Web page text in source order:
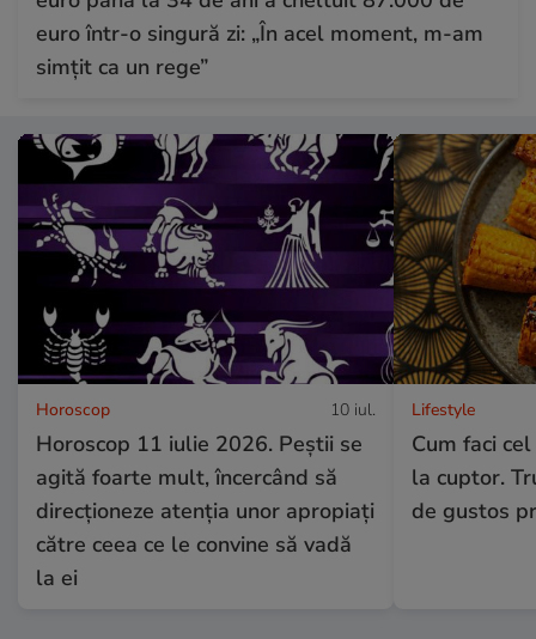
euro într-o singură zi: „În acel moment, m-am
simțit ca un rege”
Horoscop 10 iul.
Horoscop 11 iulie 2026. Peștii se
agită foarte mult, încercând să
direcționeze atenția unor apropiați
către ceea ce le convine să vadă
la ei
Lifestyle
Cum faci
la cuptor.
de gustos